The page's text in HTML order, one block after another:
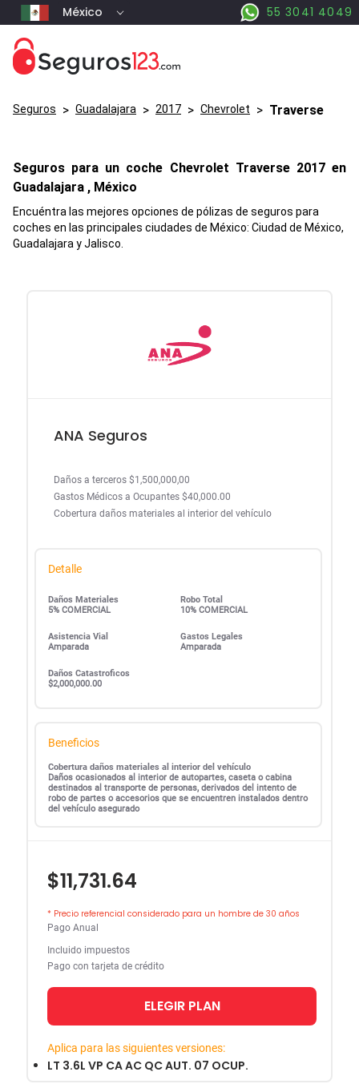
México 55 3041 4049
Seguros > Guadalajara > 2017 > Chevrolet > Traverse
Seguros para un coche Chevrolet Traverse2017 en
Guadalajara , México
Encuéntra las mejores opciones de pólizas de seguros para
coches en las principales ciudades de México: Ciudad de México,
Guadalajara y Jalisco.
ANA Seguros
Daños a terceros $1,500,000,00
Gastos Médicos a Ocupantes $40,000.00
Cobertura daños materiales al interior del vehículo
Detalle
Daños Materiales
5% COMERCIAL
Robo Total
10% COMERCIAL
Asistencia Vial
Amparada
Gastos Legales
Amparada
Daños Catastroficos
$2,000,000.00
Beneficios
Cobertura daños materiales al interior del vehículo
Daños ocasionados al interior de autopartes, caseta o cabina
destinados al transporte de personas, derivados del intento de
robo de partes o accesorios que se encuentren instalados dentro
del vehículo asegurado
$11,731.64
* Precio referencial considerado para un hombre de 30 años
Pago Anual
Incluido impuestos
Pago con tarjeta de crédito
ELEGIR PLAN
Aplica para las siguientes versiones:
LT 3.6L VP CA AC QC AUT. 07 OCUP.